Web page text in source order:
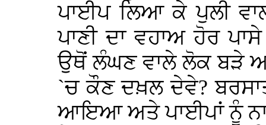
ਪਾਈਪ ਲਿਆ ਕੇ ਪੁਲੀ
ਪਾਣੀ ਦਾ ਵਹਾਅ ਹੋਰ
ਉਥੋਂ ਲੰਘਣ ਵਾਲੇ ਲੋਕ ਬੜੇ
`ਚ ਕੌਣ ਦਖ਼ਲ ਦੇਵੇ?
ਆਇਆ ਅਤੇ ਪਾਈਪਾਂ ਨੂੰ